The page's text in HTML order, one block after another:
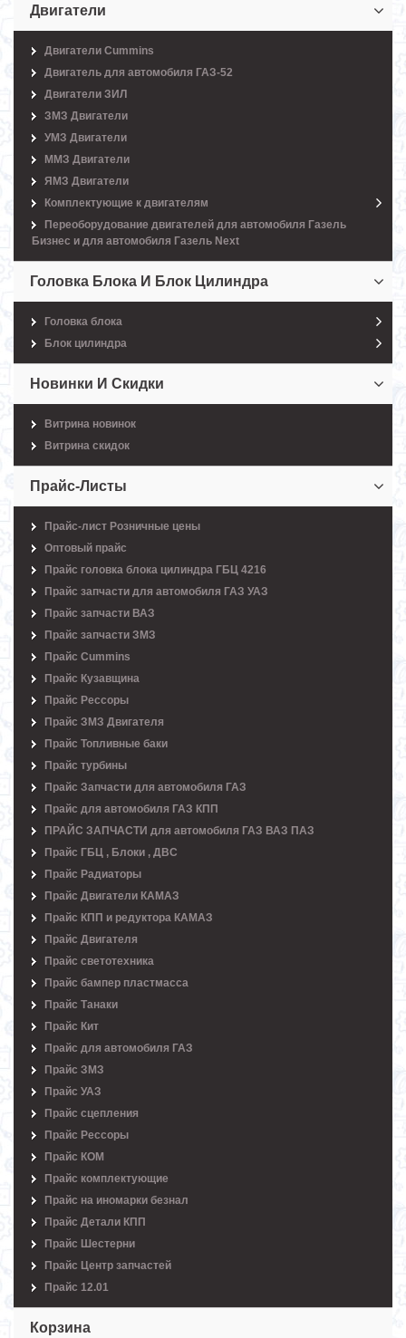
Двигатели
Двигатели Cummins
Двигатель для автомобиля ГАЗ-52
Двигатели ЗИЛ
ЗМЗ Двигатели
УМЗ Двигатели
ММЗ Двигатели
ЯМЗ Двигатели
Комплектующие к двигателям
Переоборудование двигателей для автомобиля Газель
Бизнес и для автомобиля Газель Next
Головка Блока И Блок Цилиндра
Головка блока
Блок цилиндра
Новинки И Скидки
Витрина новинок
Витрина скидок
Прайс-Листы
Прайс-лист Розничные цены
Оптовый прайс
Прайс головка блока цилиндра ГБЦ 4216
Прайс запчасти для автомобиля ГАЗ УАЗ
Прайс запчасти ВАЗ
Прайс запчасти ЗМЗ
Прайс Cummins
Прайс Кузавщина
Прайс Рессоры
Прайс ЗМЗ Двигателя
Прайс Топливные баки
Прайс турбины
Прайс Запчасти для автомобиля ГАЗ
Прайс для автомобиля ГАЗ КПП
ПРАЙС ЗАПЧАСТИ для автомобиля ГАЗ ВАЗ ПАЗ
Прайс ГБЦ , Блоки , ДВС
Прайс Радиаторы
Прайс Двигатели КАМАЗ
Прайс КПП и редуктора КАМАЗ
Прайс Двигателя
Прайс светотехника
Прайс бампер пластмасса
Прайс Танаки
Прайс Кит
Прайс для автомобиля ГАЗ
Прайс ЗМЗ
Прайс УАЗ
Прайс сцепления
Прайс Рессоры
Прайс КОМ
Прайс комплектующие
Прайс на иномарки безнал
Прайс Детали КПП
Прайс Шестерни
Прайс Центр запчастей
Прайс 12.01
Корзина